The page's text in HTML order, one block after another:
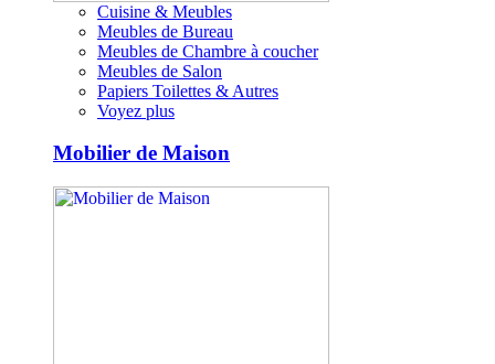
Cuisine & Meubles
Meubles de Bureau
Meubles de Chambre à coucher
Meubles de Salon
Papiers Toilettes & Autres
Voyez plus
Mobilier de Maison